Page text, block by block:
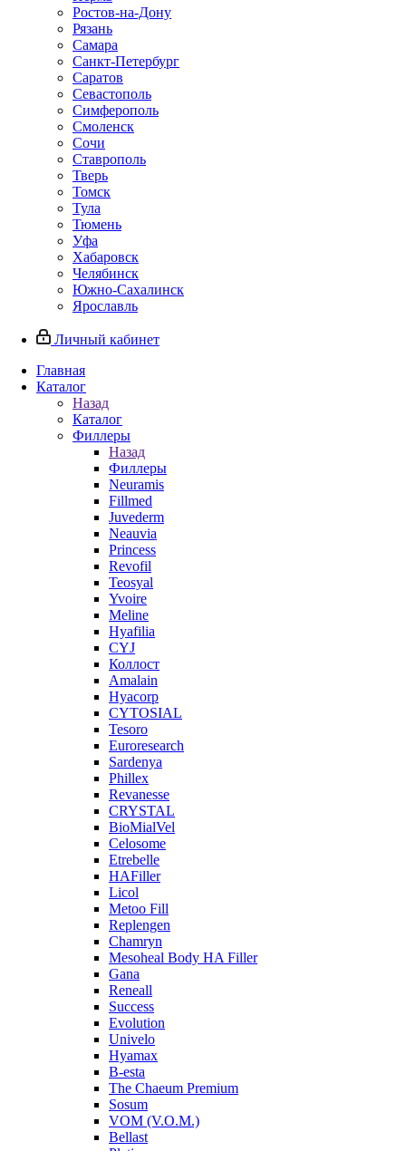
Ростов-на-Дону
Рязань
Самара
Санкт-Петербург
Саратов
Севастополь
Симферополь
Смоленск
Сочи
Ставрополь
Тверь
Томск
Тула
Тюмень
Уфа
Хабаровск
Челябинск
Южно-Сахалинск
Ярославль
Личный кабинет
Главная
Каталог
Назад
Каталог
Филлеры
Назад
Филлеры
Neuramis
Fillmed
Juvederm
Neauvia
Princess
Revofil
Teosyal
Yvoire
Meline
Hyafilia
CYJ
Коллост
Amalain
Hyacorp
CYTOSIAL
Tesoro
Euroresearch
Sardenya
Phillex
Revanesse
CRYSTAL
BioMialVel
Celosome
Etrebelle
HAFiller
Licol
Metoo Fill
Replengen
Chamryn
Mesoheal Body HA Filler
Gana
Reneall
Success
Evolution
Univelo
Hyamax
B-esta
The Chaeum Premium
Sosum
VOM (V.O.M.)
Bellast